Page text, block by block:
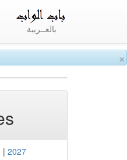
×
بالعــربية
| 2027